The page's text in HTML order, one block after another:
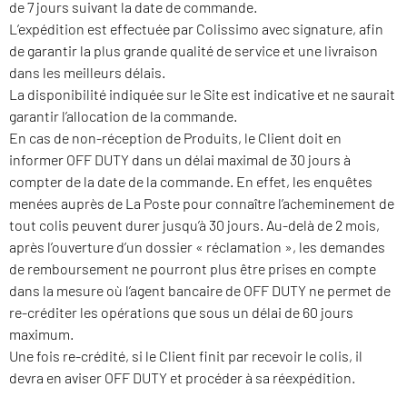
de 7 jours suivant la date de commande.
L’expédition est effectuée par Colissimo avec signature, afin
de garantir la plus grande qualité de service et une livraison
dans les meilleurs délais.
La disponibilité indiquée sur le Site est indicative et ne saurait
garantir l’allocation de la commande.
En cas de non-réception de Produits, le Client doit en
informer OFF DUTY dans un délai maximal de 30 jours à
compter de la date de la commande. En effet, les enquêtes
menées auprès de La Poste pour connaître l’acheminement de
tout colis peuvent durer jusqu’à 30 jours. Au-delà de 2 mois,
après l’ouverture d’un dossier « réclamation », les demandes
de remboursement ne pourront plus être prises en compte
dans la mesure où l’agent bancaire de OFF DUTY ne permet de
re-créditer les opérations que sous un délai de 60 jours
maximum.
Une fois re-crédité, si le Client finit par recevoir le colis, il
devra en aviser OFF DUTY et procéder à sa réexpédition.